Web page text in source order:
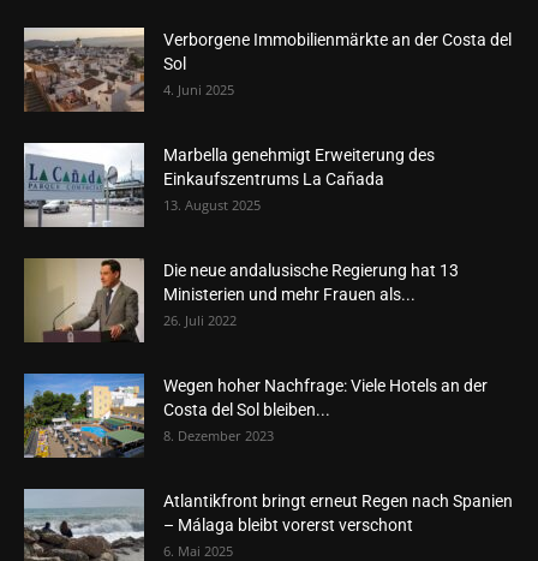
Verborgene Immobilienmärkte an der Costa del
Sol
4. Juni 2025
Marbella genehmigt Erweiterung des
Einkaufszentrums La Cañada
13. August 2025
Die neue andalusische Regierung hat 13
Ministerien und mehr Frauen als...
26. Juli 2022
Wegen hoher Nachfrage: Viele Hotels an der
Costa del Sol bleiben...
8. Dezember 2023
Atlantikfront bringt erneut Regen nach Spanien
– Málaga bleibt vorerst verschont
6. Mai 2025